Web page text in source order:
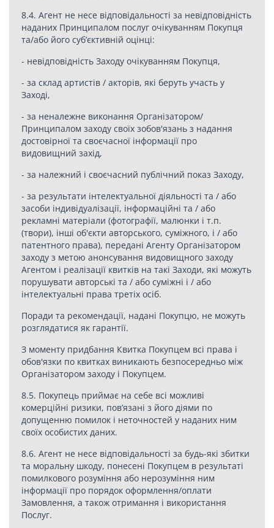
8.4. Агент не несе відповідальності за невідповідність
наданих Принципалом послуг очікуванням Покупця
та/або його суб’єктивній оцінці:
- невідповідність Заходу очікуванням Покупця,
- за склад артистів / акторів, які беруть участь у
Заході,
- за неналежне виконання Організатором/
Принципалом заходу своїх зобов'язань з надання
достовірної та своєчасної інформації про
видовищний захід,
- за належний і своєчасний публічний показ Заходу,
- за результати інтелектуальної діяльності та / або
засоби індивідуалізації, інформаційні та / або
рекламні матеріали (фотографії, малюнки і т.п.
(твори), інші об'єкти авторського, суміжного, і / або
патентного права), передані Агенту Організатором
заходу з метою анонсування видовищного заходу
Агентом і реалізації квитків на такі Заходи, які можуть
порушувати авторські та / або суміжні і / або
інтелектуальні права третіх осіб.
Поради та рекомендації, надані Покупцю, не можуть
розглядатися як гарантії.
З моменту придбання Квитка Покупцем всі права і
обов'язки по квитках виникають безпосередньо між
Організатором заходу і Покупцем.
8.5. Покупець приймає на себе всі можливі
комерційні ризики, пов’язані з його діями по
допущенню помилок і неточностей у наданих ним
своїх особистих даних.
8.6. Агент не несе відповідальності за будь-які збитки
та моральну шкоду, понесені Покупцем в результаті
помилкового розуміння або нерозуміння ним
інформації про порядок оформлення/оплати
Замовлення, а також отримання і використання
Послуг.